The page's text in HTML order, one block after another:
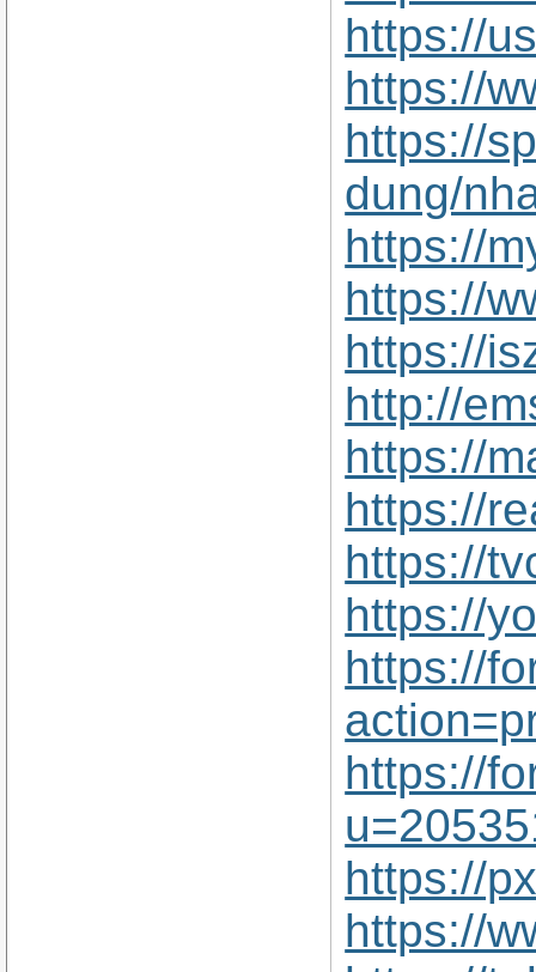
https://
https://
https://
dung/
https://
https://
https://
http://
https://
https://
https://
https://
https://
https://
https://
https://